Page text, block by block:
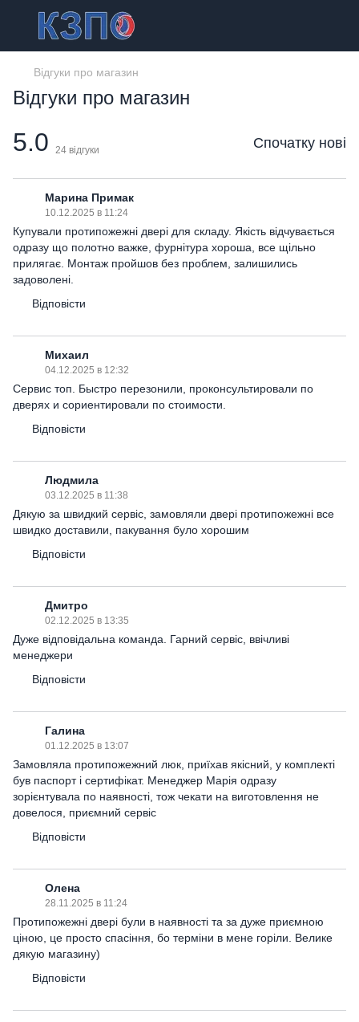
Відгуки про магазин
Відгуки про магазин
5.0 24 відгуки Спочатку нові
Марина Примак
10.12.2025 в 11:24
Купували протипожежні двері для складу. Якість відчувається
одразу що полотно важке, фурнітура хороша, все щільно
прилягає. Монтаж пройшов без проблем, залишились
задоволені.
Відповісти
Михаил
04.12.2025 в 12:32
Сервис топ. Быстро перезонили, проконсультировали по
дверях и сориентировали по стоимости.
Відповісти
Людмила
03.12.2025 в 11:38
Дякую за швидкий сервіс, замовляли двері протипожежні все
швидко доставили, пакування було хорошим
Відповісти
Дмитро
02.12.2025 в 13:35
Дуже відповідальна команда. Гарний сервіс, ввічливі
менеджери
Відповісти
Галина
01.12.2025 в 13:07
Замовляла протипожежний люк, приїхав якісний, у комплекті
був паспорт і сертифікат. Менеджер Марія одразу
зорієнтувала по наявності, тож чекати на виготовлення не
довелося, приємний сервіс
Відповісти
Олена
28.11.2025 в 11:24
Протипожежні двері були в наявності та за дуже приємною
ціною, це просто спасіння, бо терміни в мене горіли. Велике
дякую магазину)
Відповісти